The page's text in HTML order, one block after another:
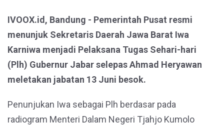
IVOOX.id, Bandung - Pemerintah Pusat resmi
menunjuk Sekretaris Daerah Jawa Barat Iwa
Karniwa menjadi Pelaksana Tugas Sehari-hari
(Plh) Gubernur Jabar selepas Ahmad Heryawan
meletakan jabatan 13 Juni besok.
Penunjukan Iwa sebagai Plh berdasar pada
radiogram Menteri Dalam Negeri Tjahjo Kumolo